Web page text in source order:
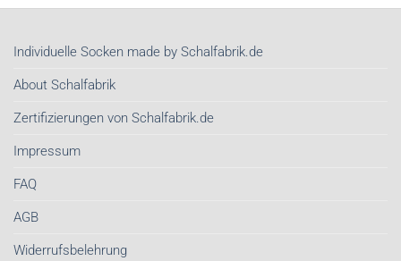
wichtigstes
sind
kaufen
Schals
Individuelle Socken made by Schalfabrik.de
About Schalfabrik
Zertifizierungen von Schalfabrik.de
Impressum
FAQ
AGB
Widerrufsbelehrung